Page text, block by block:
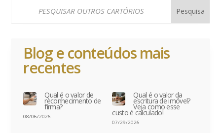
Blog e conteúdos mais
recentes
Qual é o valor de
reconhecimento de
firma?
08/06/2026
Qual é o valor da
escritura de imóvel?
Veja como esse
custo é calculado!
07/29/2026